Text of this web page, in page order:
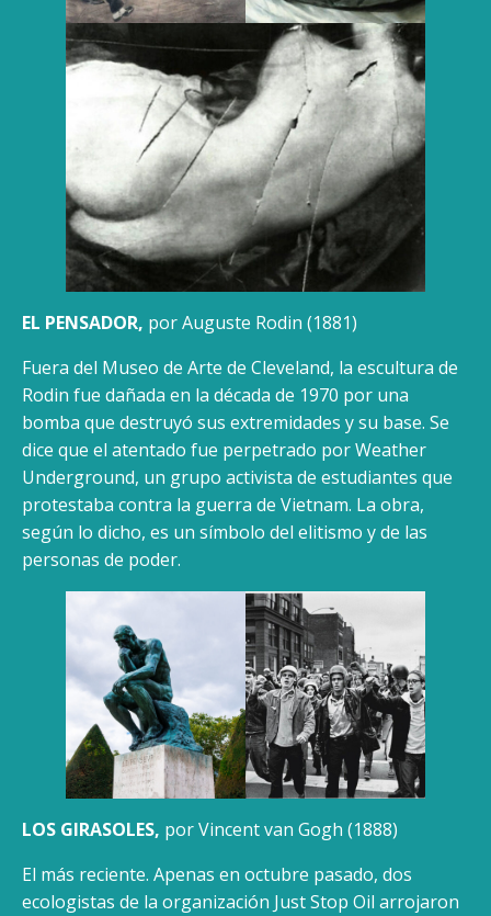
EL PENSADOR, por Auguste Rodin (1881)
Fuera del Museo de Arte de Cleveland, la escultura de
Rodin fue dañada en la década de 1970 por una
bomba que destruyó sus extremidades y su base. Se
dice que el atentado fue perpetrado por Weather
Underground, un grupo activista de estudiantes que
protestaba contra la guerra de Vietnam. La obra,
según lo dicho, es un símbolo del elitismo y de las
personas de poder.
LOS GIRASOLES, por Vincent van Gogh (1888)
El más reciente. Apenas en octubre pasado, dos
ecologistas de la organización Just Stop Oil arrojaron